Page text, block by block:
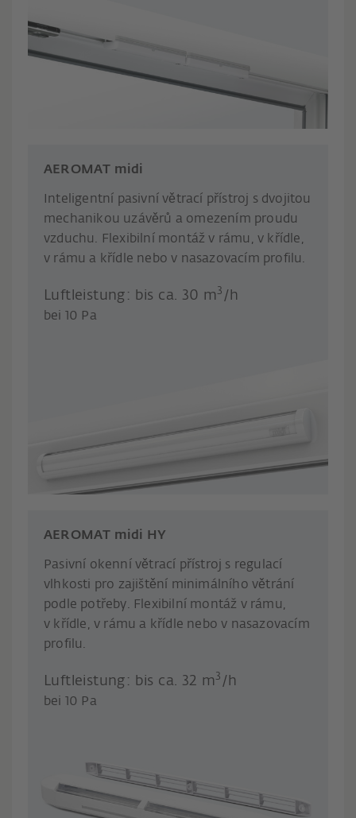
AEROMAT midi
Inteligentní pasivní větrací přístroj s dvojitou
mechanikou uzávěrů a omezením proudu
vzduchu. Flexibilní montáž v rámu, v křídle,
v rámu a křídle nebo v nasazovacím profilu.
Luftleistung: bis ca. 30 m3 /h
​bei 10 Pa
AEROMAT midi HY
Pasivní okenní větrací přístroj s regulací
vlhkosti pro zajištění minimálního větrání
podle potřeby. Flexibilní montáž v rámu,
v křídle, v rámu a křídle nebo v nasazovacím
profilu.
Luftleistung: bis ca. 32 m3 /h
bei 10 Pa